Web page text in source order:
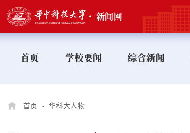
首页 学校要闻 综合新闻
首页 - 华科大人物